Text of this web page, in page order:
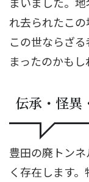
れ去られたこの
この世ならざ
まったのかもし
伝承・怪異
豊田の廃トン
く存在します